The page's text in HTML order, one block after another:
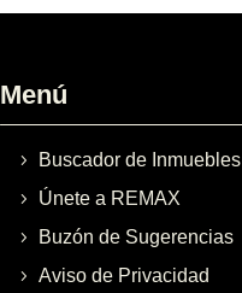
Menú
Buscador de Inmuebles
Únete a REMAX
Buzón de Sugerencias
Aviso de Privacidad